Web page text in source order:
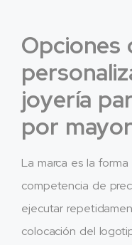
Opciones
joyería
por mayor
La marca es la
competencia de
ejecutar
colocación del